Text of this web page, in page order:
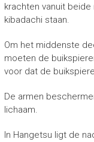
krachten vanuit beide
kibadachi staan.
Om het middenste
moeten de
voor dat de
De armen
lichaam.
In Hangetsu ligt de